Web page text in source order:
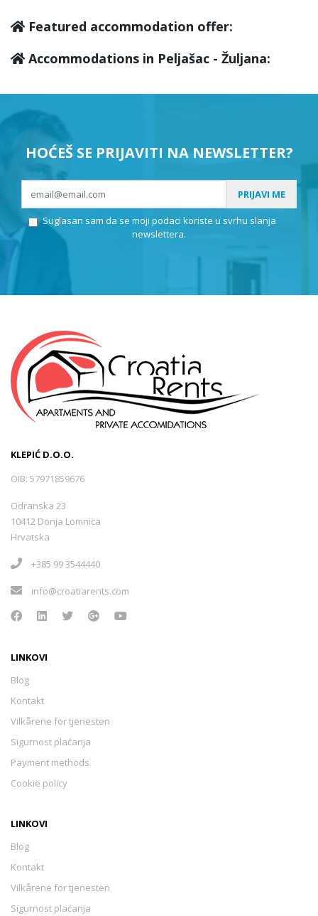
Featured accommodation offer:
Accommodations in Peljašac - Žuljana:
HOĆEŠ SE PRIJAVITI NA NEWSLETTER?
PRIJAVI ME
Suglasan sam da se moji podaci koriste u svrhu slanja
newslettera.
KLEPIĆ D.O.O.
OIB: 57971859676
Odranska 23
10412 Donja Lomnica
Hrvatska
+385 99 3544440
info@croatiarents.com
LINKOVI
Blog
Kontakt
Vilkårene for tjenesten
Sigurnost plaćanja
Payment methods
Cookie policy
LINKOVI
Blog
Kontakt
Vilkårene for tjenesten
Sigurnost plaćanja